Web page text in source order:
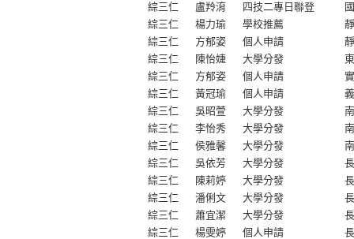
綜三仁
盧羚淯 四技二專日聯登
綜三仁
楊力瑜 學校推薦
綜三仁
方郁姿 個人申請
綜三仁
陳怡婕 大學分發
綜三仁
方郁姿 個人申請
綜三仁
黃冠瑜 個人申請
綜三仁
吳昭萱 大學分發
綜三仁
李怡秀 大學分發
綜三仁
侯雅馨 大學分發
綜三仁
吳依芳 大學分發
綜三仁
陳莉婷 大學分發
綜三仁
潘俐文 大學分發
綜三仁
蕭宜潔 大學分發
綜三仁
楊雯婷 個人申請